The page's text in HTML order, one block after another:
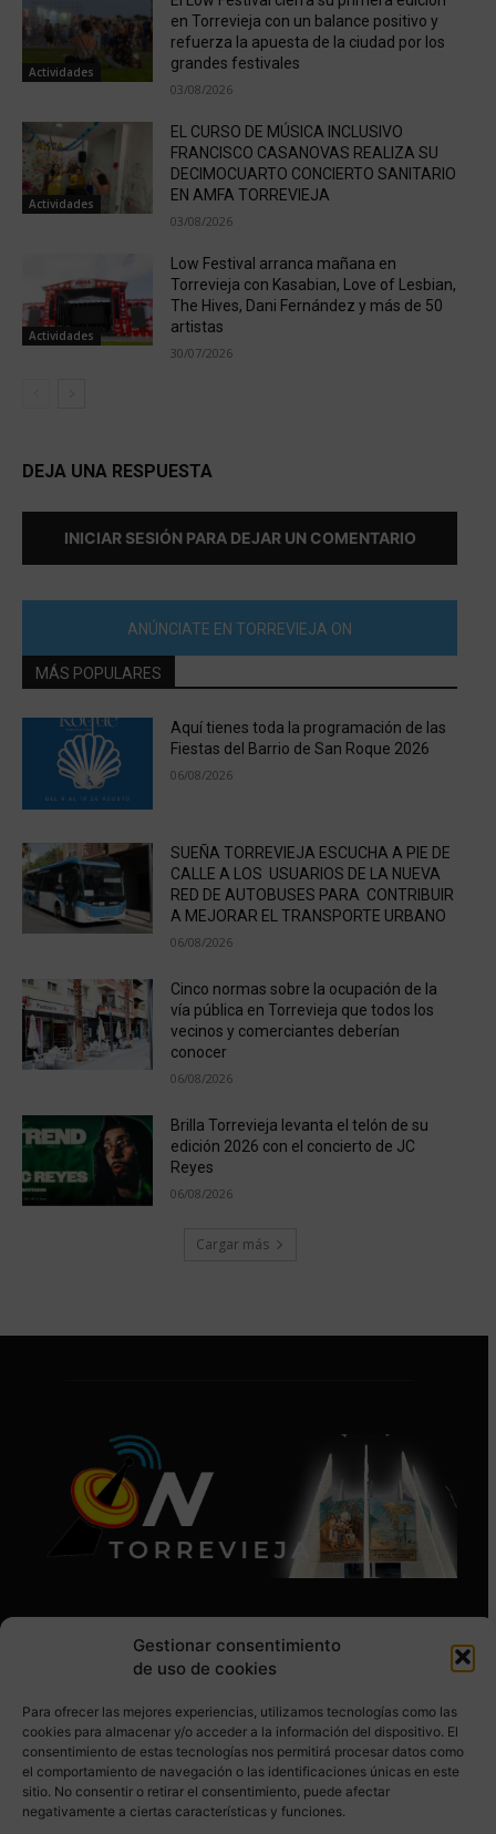
Gestionar consentimiento
de uso de cookies
Para ofrecer las mejores experiencias, utilizamos tecnologías como las
cookies para almacenar y/o acceder a la información del dispositivo. El
consentimiento de estas tecnologías nos permitirá procesar datos como
el comportamiento de navegación o las identificaciones únicas en este
sitio. No consentir o retirar el consentimiento, puede afectar
negativamente a ciertas características y funciones.
Actividades
en Torrevieja con un balance positivo y
refuerza la apuesta de la ciudad por los
grandes festivales
03/08/2026
Actividades
EL CURSO DE MÚSICA INCLUSIVO
FRANCISCO CASANOVAS REALIZA SU
DECIMOCUARTO CONCIERTO SANITARIO
EN AMFA TORREVIEJA
03/08/2026
Actividades
Low Festival arranca mañana en
Torrevieja con Kasabian, Love of Lesbian,
The Hives, Dani Fernández y más de 50
artistas
30/07/2026
DEJA UNA RESPUESTA
INICIAR SESIÓN PARA DEJAR UN COMENTARIO
ANÚNCIATE EN TORREVIEJA ON
MÁS POPULARES
Aquí tienes toda la programación de las
Fiestas del Barrio de San Roque 2026
06/08/2026
SUEÑA TORREVIEJA ESCUCHA A PIE DE
CALLE A LOS USUARIOS DE LA NUEVA
RED DE AUTOBUSES PARA CONTRIBUIR
A MEJORAR EL TRANSPORTE URBANO
06/08/2026
Cinco normas sobre la ocupación de la
vía pública en Torrevieja que todos los
vecinos y comerciantes deberían
conocer
06/08/2026
Brilla Torrevieja levanta el telón de su
edición 2026 con el concierto de JC
Reyes
06/08/2026
Cargar más
SÍGUENOS EN REDES SOCIALES